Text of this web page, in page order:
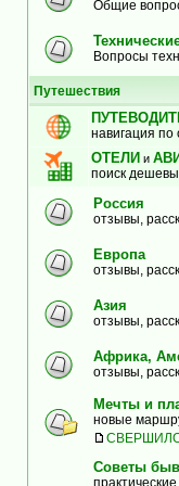
Общие
Вопросы
Путешествия
навигация
ОТЕЛИ и
поиск
Россия
отзывы,
Европа
отзывы,
Азия
отзывы,
Африка,
отзывы,
Мечты и
новые
Советы